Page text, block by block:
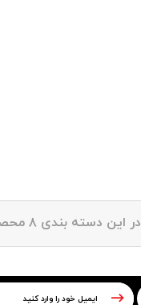
در این دسته بندی ۸ محصول وجود دارد